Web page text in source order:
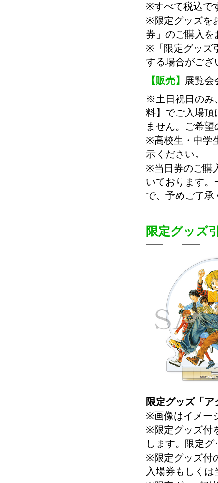
※すべて税込で
※限定グッズを
券」のご購入を
※「限定グッズ
する場合がござ
【販売】 展覧会
※土日祝日のみ
料】でご入場頂
ません。ご希
※高校生・中学
示ください。
※当日券のご購
いております。
で、予めご了承
限定グッズ
限定グッズ「
※画像はイメー
※限定グッズ付
します。限定
※限定グッズ付
入場券もしく